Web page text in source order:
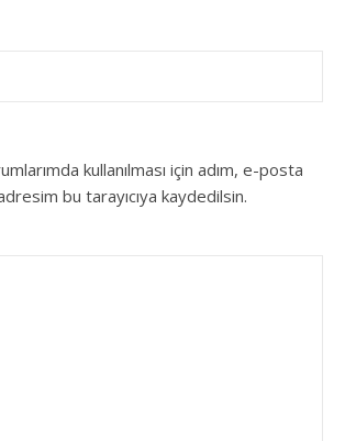
kullanılması için adım, e-posta
bu tarayıcıya kaydedilsin.